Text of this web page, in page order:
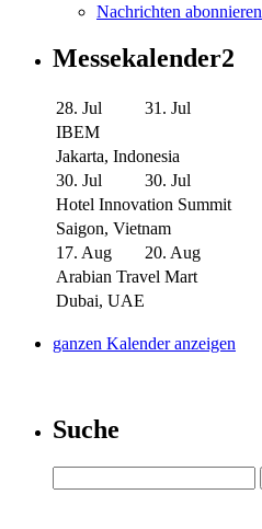
Nachrichten abonnieren
Messekalender2
28. Jul
31. Jul
IBEM
Jakarta, Indonesia
30. Jul
30. Jul
Hotel Innovation Summit
Saigon, Vietnam
17. Aug
20. Aug
Arabian Travel Mart
Dubai, UAE
ganzen Kalender anzeigen
Suche